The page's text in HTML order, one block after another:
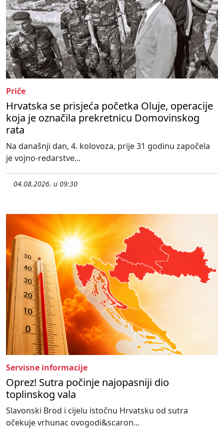
Priče
Hrvatska se prisjeća početka Oluje, operacije
koja je označila prekretnicu Domovinskog
rata
Na današnji dan, 4. kolovoza, prije 31 godinu započela
je vojno-redarstve...
04.08.2026. u 09:30
Servisne informacije
Oprez! Sutra počinje najopasniji dio
toplinskog vala
Slavonski Brod i cijelu istočnu Hrvatsku od sutra
očekuje vrhunac ovogodi&scaron...